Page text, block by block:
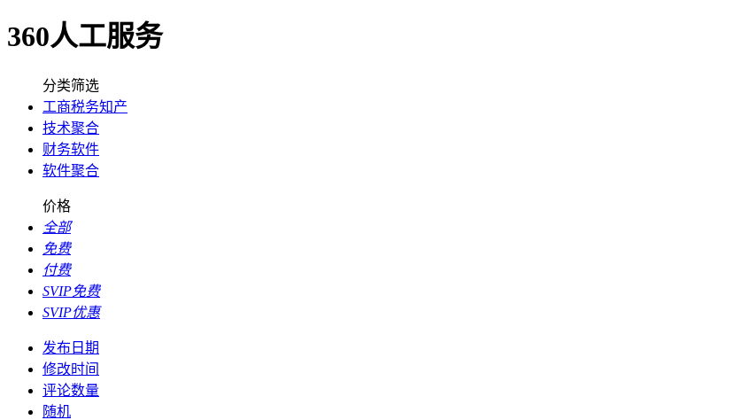
360人工服务
分类筛选
工商税务知产
技术聚合
财务软件
软件聚合
价格
全部
免费
付费
SVIP免费
SVIP优惠
发布日期
修改时间
评论数量
随机